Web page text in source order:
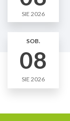
SIE 2026
SOB.
08
SIE 2026